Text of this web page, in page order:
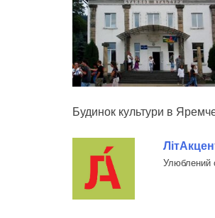
Будинок культури в
Улюблений